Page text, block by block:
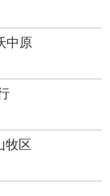
中原
牧区